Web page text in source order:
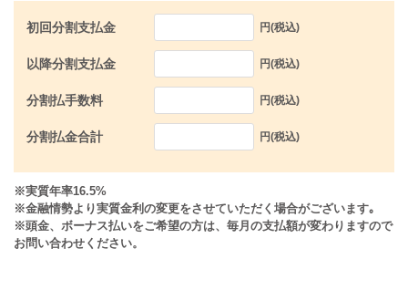
初回分割支払金 円(税込)
以降分割支払金 円(税込)
分割払手数料 円(税込)
分割払金合計 円(税込)
※実質年率16.5%
※金融情勢より実質金利の変更をさせていただく場合がございます｡
※頭金、ボーナス払いをご希望の方は、毎月の支払額が変わりますので
お問い合わせください。